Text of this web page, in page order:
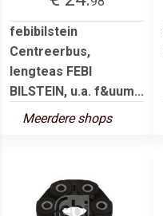
febibilstein
Centreerbus,
lengteas FEBI
BILSTEIN, u.a. f&uum...
Meerdere shops